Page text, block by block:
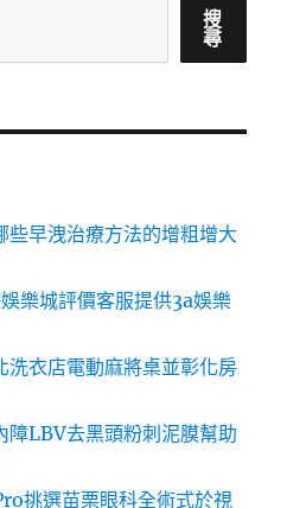
搜
尋
些早洩治療方法的增粗增大
樂城評價客服提供3a娛樂
洗衣店電動麻將桌並彰化房
障LBV去黑頭粉刺泥膜幫助
挑選苗栗眼科全術式於視